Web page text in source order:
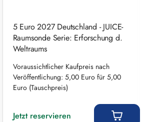
5 Euro 2027 Deutschland - JUICE-
Raumsonde Serie: Erforschung d.
Weltraums
Voraussichtlicher Kaufpreis nach
Veröffentlichung: 5,00 Euro für 5,00
Euro (Tauschpreis)
Jetzt reservieren